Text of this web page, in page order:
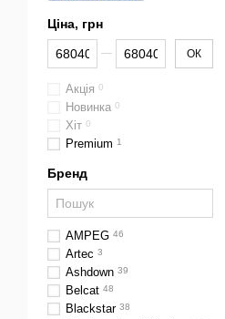
Ціна, грн
От Ціна, грн
До Ціна, грн ОК
Акція 0
Новинка 0
Хіт 0
Premium 1
Бренд
AMPEG 46
Artec 3
Ashdown 39
Belcat 48
Blackstar 38